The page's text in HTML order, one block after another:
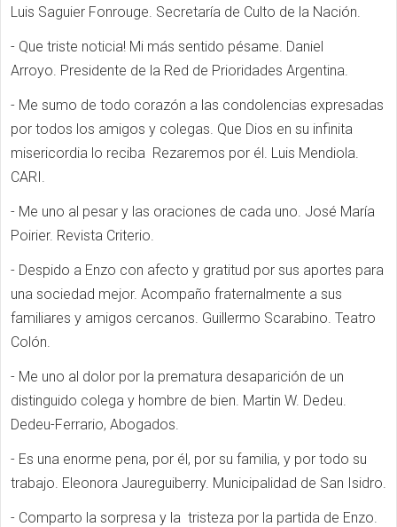
Luis Saguier Fonrouge. Secretaría de Culto de la Nación.
- Que triste noticia! Mi más sentido pésame. Daniel
Arroyo. Presidente de la Red de Prioridades Argentina.
- Me sumo de todo corazón a las condolencias expresadas
por todos los amigos y colegas. Que Dios en su infinita
misericordia lo reciba Rezaremos por él. Luis Mendiola.
CARI.
- Me uno al pesar y las oraciones de cada uno. José María
Poirier. Revista Criterio.
- Despido a Enzo con afecto y gratitud por sus aportes para
una sociedad mejor. Acompaño ​fraternalmente a sus
familiares y amigos cercanos. Guillermo Scarabino. Teatro
Colón.
- Me uno al dolor por la prematura desaparición de un
distinguido colega y hombre de bien. Martin W. Dedeu.
Dedeu-Ferrario, Abogados.
- Es una enorme pena, por él, por su familia, y por todo su
trabajo. Eleonora Jaureguiberry. Municipalidad de San Isidro.
- Comparto la sorpresa y la tristeza por la partida de Enzo.